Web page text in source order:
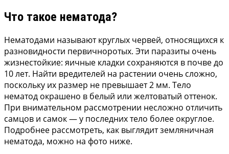
Что такое нематода?
Нематодами называют круглых червей, относящихся к
разновидности первичноротых. Эти паразиты очень
жизнестойкие: яичные кладки сохраняются в почве до
10 лет. Найти вредителей на растении очень сложно,
поскольку их размер не превышает 2 мм. Тело
нематод окрашено в белый или желтоватый оттенок.
При внимательном рассмотрении несложно отличить
самцов и самок — у последних тело более округлое.
Подробнее рассмотреть, как выглядит земляничная
нематода, можно на фото ниже.